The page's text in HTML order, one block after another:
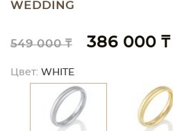
WEDDING
549 000 ₸ 386 000 ₸
Цвет: WHITE